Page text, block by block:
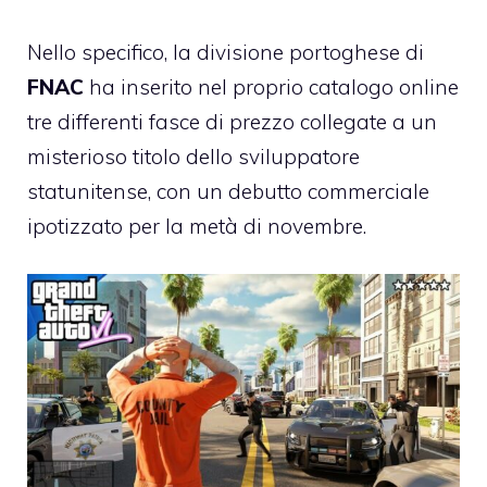
Nello specifico, la divisione portoghese di
FNAC ha inserito nel proprio catalogo online
tre differenti fasce di prezzo collegate a un
misterioso titolo dello sviluppatore
statunitense, con un debutto commerciale
ipotizzato per la metà di novembre.